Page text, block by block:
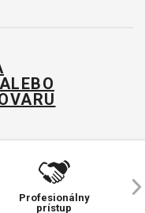
Profesionálny
prístup